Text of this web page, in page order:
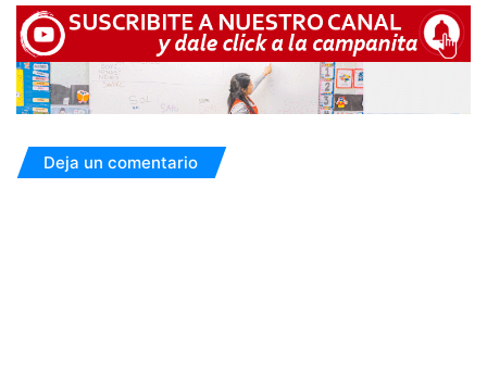
Deja un comentario